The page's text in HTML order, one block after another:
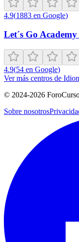
4.9(1883 en Google)
Let´s Go
4.9(54 en Google)
Ver más centros de
© 2024-2026
Sobre nosotros